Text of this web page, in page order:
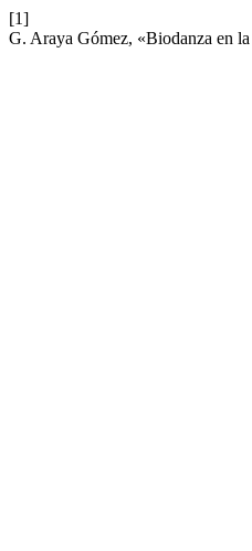
[1]
G. Araya Gómez, «Biodanza en